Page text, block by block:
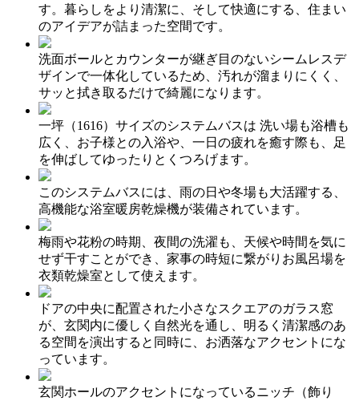
す。暮らしをより清潔に、そして快適にする、住まい
のアイデアが詰まった空間です。
洗面ボールとカウンターが継ぎ目のないシームレスデ
ザインで一体化しているため、汚れが溜まりにくく、
サッと拭き取るだけで綺麗になります。
一坪（1616）サイズのシステムバスは 洗い場も浴槽も
広く、お子様との入浴や、一日の疲れを癒す際も、足
を伸ばしてゆったりとくつろげます。
このシステムバスには、雨の日や冬場も大活躍する、
高機能な浴室暖房乾燥機が装備されています。
梅雨や花粉の時期、夜間の洗濯も、天候や時間を気に
せず干すことができ、家事の時短に繋がりお風呂場を
衣類乾燥室として使えます。
ドアの中央に配置された小さなスクエアのガラス窓
が、玄関内に優しく自然光を通し、明るく清潔感のあ
る空間を演出すると同時に、お洒落なアクセントにな
っています。
玄関ホールのアクセントになっているニッチ（飾り